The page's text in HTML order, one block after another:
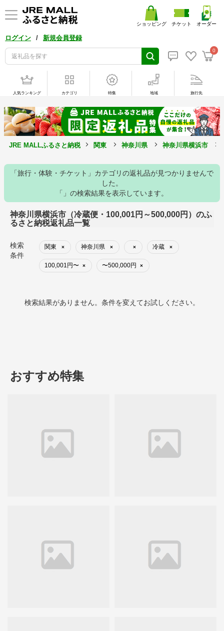
ログイン / 新規会員登録
0
ショッピング チケット オーダー
人気ランキング カテゴリ 特集 地域 旅行先
JRE MALLふるさと納税 関東 神奈川県 神奈川県横浜市
「旅行・体験・チケット」カテゴリの返礼品が見つかりませんで
した。
「」の検索結果を表示しています。
神奈川県横浜市（冷蔵便・100,001円～500,000円）のふ
るさと納税返礼品一覧
検索
条件
関東 × 神奈川県 × × 冷蔵 ×
100,001円〜 × 〜500,000円 ×
検索結果がありません。条件を変えてお試しください。
おすすめ特集